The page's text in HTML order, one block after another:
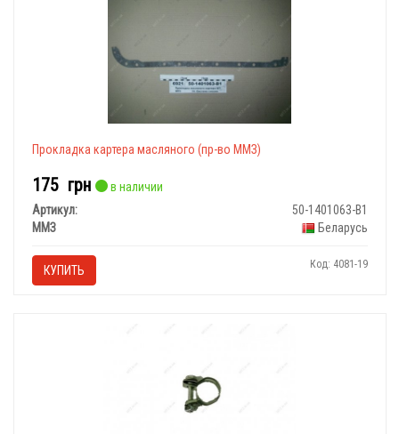
Прокладка картера масляного (пр-во ММЗ)
175 грн
в наличии
Артикул:
50-1401063-В1
ММЗ
Беларусь
КУПИТЬ Код: 4081-19